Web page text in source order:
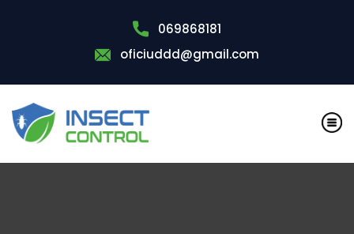
069868181
oficiuddd@gmail.com